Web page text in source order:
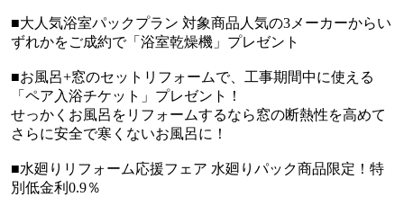
■大人気浴室パックプラン 対象商品人気の3メーカーからい
ずれかをご成約で「浴室乾燥機」プレゼント
■お風呂+窓のセットリフォームで、工事期間中に使える
「ペア入浴チケット」プレゼント！
せっかくお風呂をリフォームするなら窓の断熱性を高めて
さらに安全で寒くないお風呂に！
■水廻りリフォーム応援フェア 水廻りパック商品限定！特
別低金利0.9％